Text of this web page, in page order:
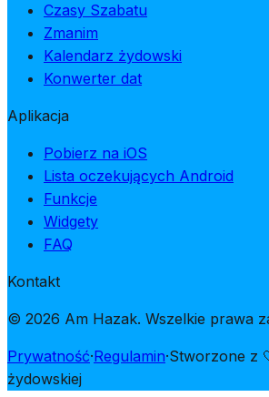
Czasy Szabatu
Zmanim
Kalendarz żydowski
Konwerter dat
Aplikacja
Pobierz na iOS
Lista oczekujących Android
Funkcje
Widgety
FAQ
Kontakt
© 2026 Am Hazak. Wszelkie prawa
Prywatność·Regulamin·Stworzone z
żydowskiej